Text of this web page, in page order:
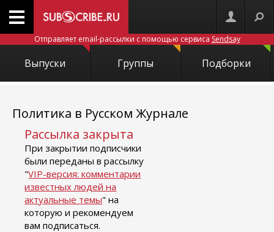
Отправляет email-рассылки с помощью сервиса Sendsay
Выпуски Группы Подборки
Политика в Русском Журнале
Рассылка закрыта
При закрытии подписчики
были переданы в рассылку
"VIP-версия: комментарии
известных людей на
актуальные темы" на
которую и рекомендуем
вам подписаться.